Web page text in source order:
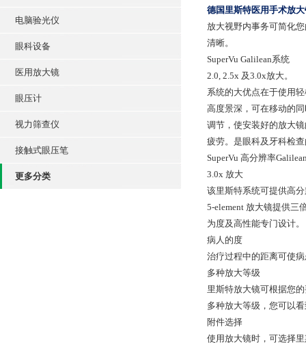
电脑验光仪
眼科设备
医用放大镜
眼压计
视力筛查仪
接触式眼压笔
更多分类
德国里斯特医用手术放
放大视野内事务可简化
清晰。
SuperVu Galilean系统
2.0, 2.5x 及3.0x放大。
系统的大优点在于使用
高度景深，可在移动的
调节，使安装好的放大
疲劳。是眼科及牙科检
SuperVu 高分辨率
3.0x 放大
该里斯特系统可提供高
5-element 放大镜提供三
为度及高性能专门设计。
病人的度
治疗过程中的距离可使
多种放大等级
里斯特放大镜可根据您
多种放大等级，您可以
附件选择
使用放大镜时，可选择